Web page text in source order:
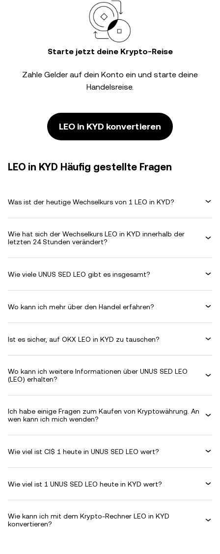
Starte jetzt deine Krypto-Reise
Zahle Gelder auf dein Konto ein und starte deine
Handelsreise.
LEO in KYD konvertieren
LEO in KYD Häufig gestellte Fragen
Was ist der heutige Wechselkurs von 1 LEO in KYD?
Wie hat sich der Wechselkurs LEO in KYD innerhalb der
letzten 24 Stunden verändert?
Wie viele UNUS SED LEO gibt es insgesamt?
Wo kann ich mehr über den Handel erfahren?
Ist es sicher, auf OKX LEO in KYD zu tauschen?
Wo kann ich weitere Informationen über UNUS SED LEO
(LEO) erhalten?
Ich habe einige Fragen zum Kaufen von Kryptowährung. An
wen kann ich mich wenden?
Wie viel ist CI$ 1 heute in UNUS SED LEO wert?
Wie viel ist 1 UNUS SED LEO heute in KYD wert?
Wie kann ich mit dem Krypto-Rechner LEO in KYD
konvertieren?